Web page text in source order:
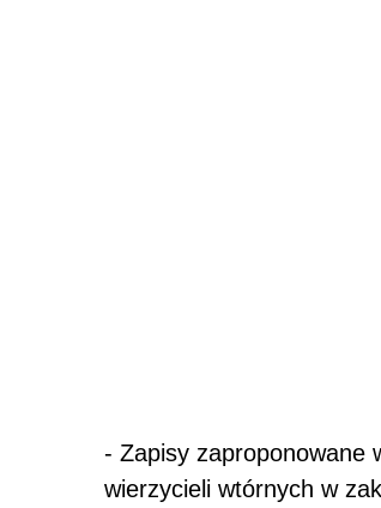
- Zapisy zaproponowane
wierzycieli wtórnych w